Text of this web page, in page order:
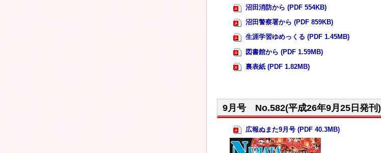
沼田消防から (PDF 554KB)
沼田警察署から (PDF 859KB)
生涯学習ゆめっくる (PDF 1.45MB)
図書館から (PDF 1.59MB)
裏表紙 (PDF 1.82MB)
9月号 No.582(平成26年9月25日発刊)
広報ぬまた9月号 (PDF 40.3MB)